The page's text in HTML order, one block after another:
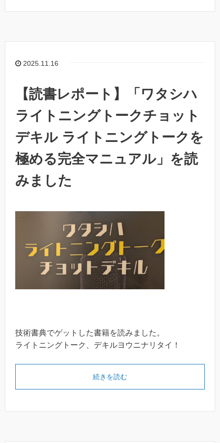
2025.11.16
【読書レポート】「ワタシハ
ライトニングトークチョット
デキル ライトニングトークを
極める完全マニュアル」を読
みました
技術書典でゲットした書籍を読みました。
ライトニングトーク、デキルヨウニナリタイ！
続きを読む